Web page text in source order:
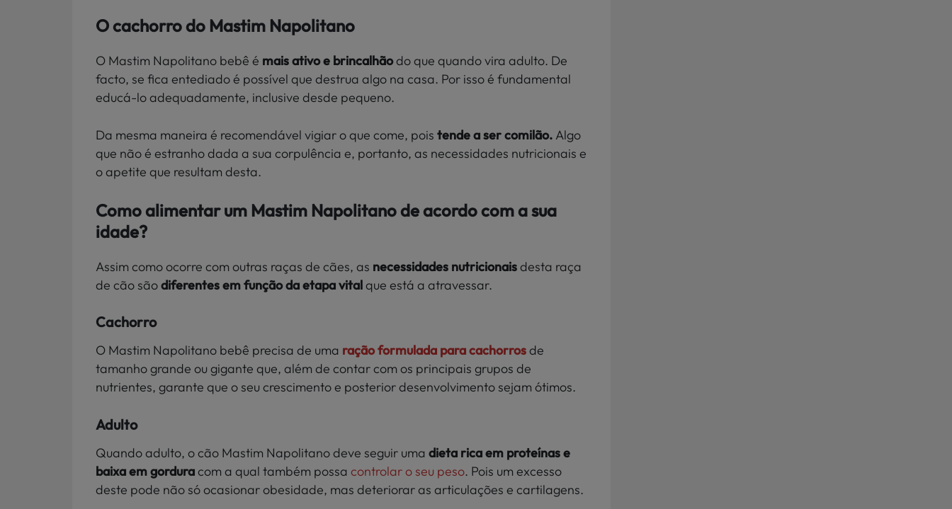
O cachorro do Mastim Napolitano
O Mastim Napolitano bebê é mais ativo e brincalhãodo que quando vira adulto. De
facto, se fica entediado é possível que destrua algo na casa. Por isso é fundamental
educá-lo adequadamente, inclusive desde pequeno.
Da mesma maneira é recomendável vigiar o que come, pois tende a ser comilão. Algo
que não é estranho dada a sua corpulência e, portanto, as necessidades nutricionais e
o apetite que resultam desta.
Como alimentar um Mastim Napolitano de acordo com a sua
idade?
Assim como ocorre com outras raças de cães, as necessidades nutricionaisdesta raça
de cão sãodiferentes em função da etapa vitalque está a atravessar.
Cachorro
O Mastim Napolitano bebê precisa de uma ração formulada para cachorrosde
tamanho grande ou gigante que, além de contar com os principais grupos de
nutrientes, garante que o seu crescimento e posterior desenvolvimento sejam ótimos.
Adulto
Quando adulto, o cão Mastim Napolitano deve seguir uma dieta rica em proteínas e
baixa em gorduracom a qual também possa controlar o seu peso. Pois um excesso
deste pode não só ocasionar obesidade, mas deteriorar as articulações e cartilagens.